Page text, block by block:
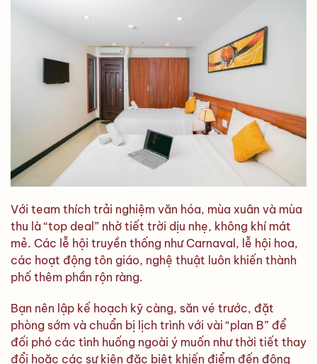
Với team thích trải nghiệm văn hóa, mùa xuân và mùa
thu là “top deal” nhờ tiết trời dịu nhẹ, không khí mát
mẻ. Các lễ hội truyền thống như Carnaval, lễ hội hoa,
các hoạt động tôn giáo, nghệ thuật luôn khiến thành
phố thêm phần rộn ràng.
Bạn nên lập kế hoạch kỹ càng, săn vé trước, đặt
phòng sớm và chuẩn bị lịch trình với vài “plan B” để
đối phó các tình huống ngoài ý muốn như thời tiết thay
đổi hoặc các sự kiện đặc biệt khiến điểm đến đông